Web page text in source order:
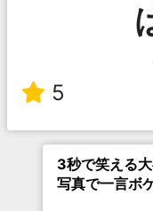
5
3秒で笑える
写真で一言ボ